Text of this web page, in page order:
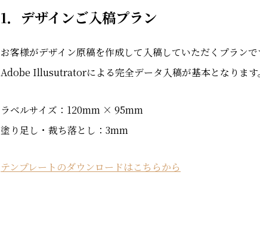
1．デザインご入稿プラン
お客様がデザイン原稿を作成して入稿していただくプランで
Adobe Illusutratorによる完全データ入稿が基本となります
ラベルサイズ：120mm × 95mm
塗り足し・裁ち落とし：3mm
テンプレートのダウンロードはこちらから